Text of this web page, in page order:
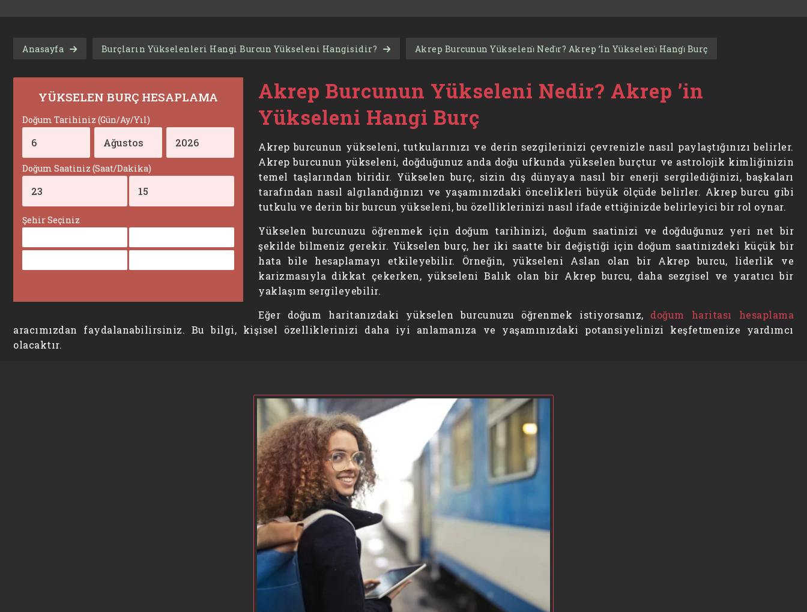
Anasayfa Burçların Yükselenleri Hangi Burcun Yükseleni Hangisidir? Akrep Burcunun Yükseleni̇ Nedi̇r? Akrep ’İn Yükseleni̇ Hangi̇ Burç
YÜKSELEN BURÇ HESAPLAMA
Doğum Tarihiniz (Gün/Ay/Yıl)
Doğum Saatiniz (Saat/Dakika)
Şehir Seçiniz
Akrep Burcunun Yükseleni Nedir? Akrep ’in
Yükseleni Hangi Burç
Akrep burcunun yükseleni, tutkularınızı ve derin sezgilerinizi çevrenizle nasıl paylaştığınızı belirler.
Akrep burcunun yükseleni, doğduğunuz anda doğu ufkunda yükselen burçtur ve astrolojik kimliğinizin
temel taşlarından biridir. Yükselen burç, sizin dış dünyaya nasıl bir enerji sergilediğinizi, başkaları
tarafından nasıl algılandığınızı ve yaşamınızdaki öncelikleri büyük ölçüde belirler. Akrep burcu gibi
tutkulu ve derin bir burcun yükseleni, bu özelliklerinizi nasıl ifade ettiğinizde belirleyici bir rol oynar.
Yükselen burcunuzu öğrenmek için doğum tarihinizi, doğum saatinizi ve doğduğunuz yeri net bir
şekilde bilmeniz gerekir. Yükselen burç, her iki saatte bir değiştiği için doğum saatinizdeki küçük bir
hata bile hesaplamayı etkileyebilir. Örneğin, yükseleni Aslan olan bir Akrep burcu, liderlik ve
karizmasıyla dikkat çekerken, yükseleni Balık olan bir Akrep burcu, daha sezgisel ve yaratıcı bir
yaklaşım sergileyebilir.
Eğer doğum haritanızdaki yükselen burcunuzu öğrenmek istiyorsanız, doğum haritası hesaplama
aracımızdan faydalanabilirsiniz. Bu bilgi, kişisel özelliklerinizi daha iyi anlamanıza ve yaşamınızdaki potansiyelinizi keşfetmenize yardımcı
olacaktır.